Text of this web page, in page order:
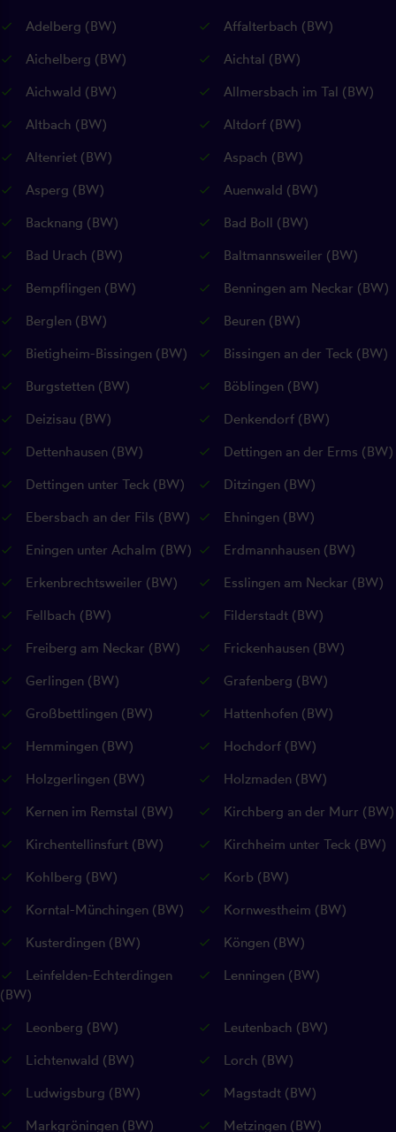
Adelberg (BW)
Affalterbach (BW)
Aichelberg (BW)
Aichtal (BW)
Aichwald (BW)
Allmersbach im Tal (BW)
Altbach (BW)
Altdorf (BW)
Altenriet (BW)
Aspach (BW)
Asperg (BW)
Auenwald (BW)
Backnang (BW)
Bad Boll (BW)
Bad Urach (BW)
Baltmannsweiler (BW)
Bempflingen (BW)
Benningen am Neckar (BW)
Berglen (BW)
Beuren (BW)
Bietigheim-Bissingen (BW)
Bissingen an der Teck (BW)
Burgstetten (BW)
Böblingen (BW)
Deizisau (BW)
Denkendorf (BW)
Dettenhausen (BW)
Dettingen an der Erms (BW)
Dettingen unter Teck (BW)
Ditzingen (BW)
Ebersbach an der Fils (BW)
Ehningen (BW)
Eningen unter Achalm (BW)
Erdmannhausen (BW)
Erkenbrechtsweiler (BW)
Esslingen am Neckar (BW)
Fellbach (BW)
Filderstadt (BW)
Freiberg am Neckar (BW)
Frickenhausen (BW)
Gerlingen (BW)
Grafenberg (BW)
Großbettlingen (BW)
Hattenhofen (BW)
Hemmingen (BW)
Hochdorf (BW)
Holzgerlingen (BW)
Holzmaden (BW)
Kernen im Remstal (BW)
Kirchberg an der Murr (BW)
Kirchentellinsfurt (BW)
Kirchheim unter Teck (BW)
Kohlberg (BW)
Korb (BW)
Korntal-Münchingen (BW)
Kornwestheim (BW)
Kusterdingen (BW)
Köngen (BW)
Leinfelden-Echterdingen
(BW)
Lenningen (BW)
Leonberg (BW)
Leutenbach (BW)
Lichtenwald (BW)
Lorch (BW)
Ludwigsburg (BW)
Magstadt (BW)
Markgröningen (BW)
Metzingen (BW)